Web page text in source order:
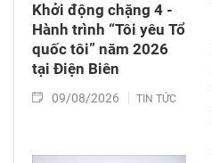
Khởi động chặng 4 -
Hành trình “Tôi yêu Tổ
quốc tôi” năm 2026
tại Điện Biên
09/08/2026 TIN TỨC